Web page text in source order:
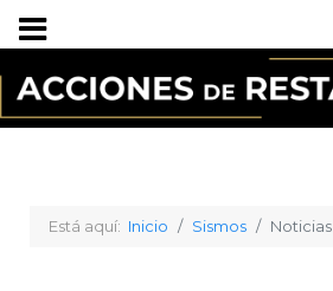
Está aquí: Inicio Sismos Noticias